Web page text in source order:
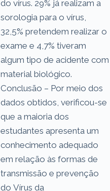
do vírus. 29% já realizam a
sorologia para o vírus,
32,5% pretendem realizar o
exame e 4,7% tiveram
algum tipo de acidente com
material biológico.
Conclusão – Por meio dos
dados obtidos, verificou-se
que a maioria dos
estudantes apresenta um
conhecimento adequado
em relação às formas de
transmissão e prevenção
do Vírus da